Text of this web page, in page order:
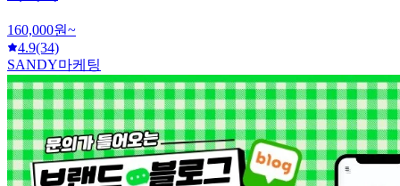
160,000원~
4.9(34)
SANDY마케팅